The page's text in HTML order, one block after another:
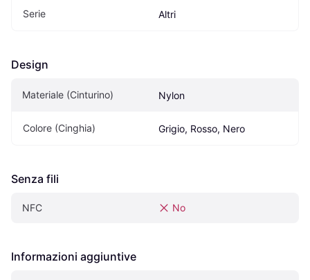
Serie Altri
Design
Materiale (Cinturino) Nylon
Colore (Cinghia) Grigio, Rosso, Nero
Senza fili
NFC No
Informazioni aggiuntive